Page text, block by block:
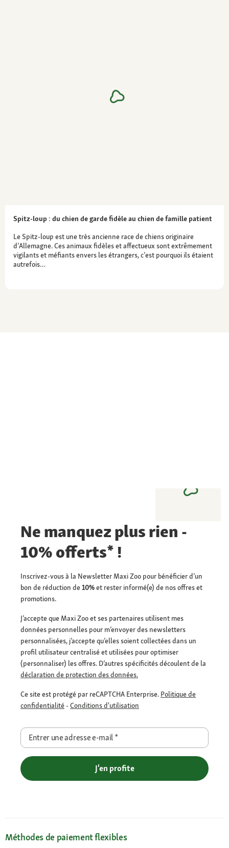
Spitz-loup : du chien de garde fidèle au chien de famille patient
Le Spitz-loup est une très ancienne race de chiens originaire
d’Allemagne. Ces animaux fidèles et affectueux sont extrêmement
vigilants et méfiants envers les étrangers, c’est pourquoi ils étaient
autrefois…
Ne manquez plus rien -
10% offerts* !
Inscrivez-vous à la Newsletter Maxi Zoo pour bénéficier d’un
bon de réduction de10%et rester informé(e) de nos offres et
promotions.
J’accepte que Maxi Zoo et ses partenaires utilisent mes
données personnelles pour m’envoyer des newsletters
personnalisées, j’accepte qu’elles soient collectées dans un
profil utilisateur centralisé et utilisées pour optimiser
(personnaliser) les offres. D’autres spécificités découlent de la
déclaration de protection des données.
Ce site est protégé par reCAPTCHA Enterprise. Politique de
confidentialité - Conditions d'utilisation
Entrer une adresse e-mail*
J'en profite
Méthodes de paiement flexibles